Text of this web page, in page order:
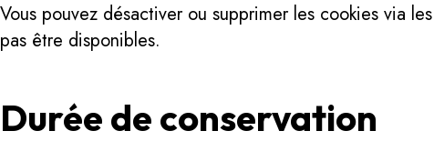
Vous pouvez désactiver ou supprimer les cookies via
pas être disponibles.
Durée de conservation